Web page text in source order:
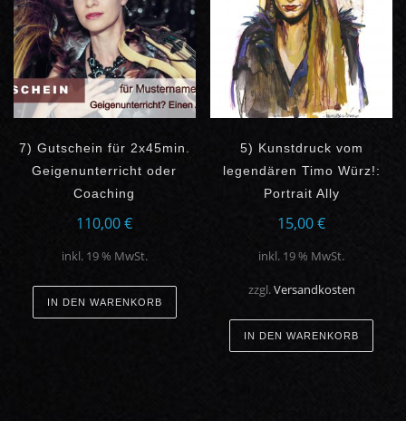
7) Gutschein für 2x45min.
Geigenunterricht oder
Coaching
110,00€
inkl. 19 % MwSt.
IN DEN WARENKORB
5) Kunstdruck vom
legendären Timo Würz!:
Portrait Ally
15,00€
inkl. 19 % MwSt.
zzgl.Versandkosten
IN DEN WARENKORB